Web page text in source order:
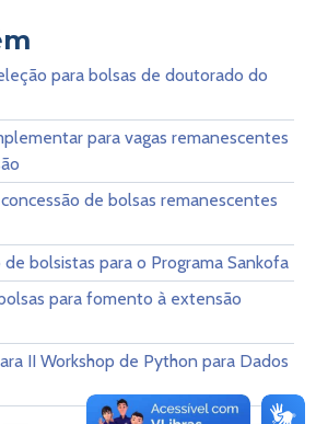
para bolsas de doutorado do
para vagas remanescentes
de bolsas remanescentes
bolsistas para o Programa Sankofa
para fomento à extensão
II Workshop de Python para Dados